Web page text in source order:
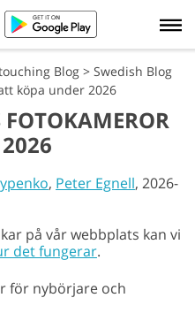
Blog > Swedish Blog
köpa under 2026
, Peter Egnell, 2026-
på vår webbplats kan vi
det fungerar.
för nybörjare och